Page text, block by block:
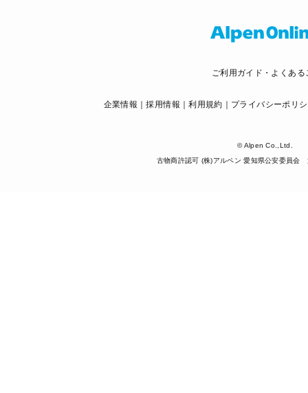
ご利用ガイド・よくある
企業情報 採用情報 利用規約 プライバシーポリ
© Alpen Co.,Ltd.
古物商許認可 (株)アルペン 愛知県公安委員